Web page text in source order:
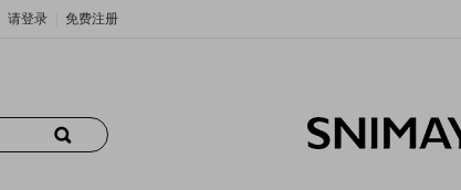
请登录 免费注册